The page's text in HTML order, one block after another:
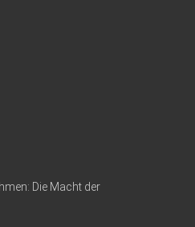
Die Macht der